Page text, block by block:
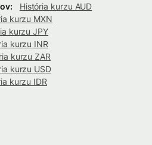
História kurzu AUD
kurzu MXN
kurzu JPY
kurzu INR
kurzu ZAR
kurzu USD
kurzu IDR